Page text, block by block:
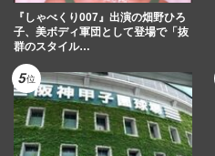
『しゃべくり007』出演の畑野ひろ
子、美ボディ軍団として登場で「抜
群のスタイル…